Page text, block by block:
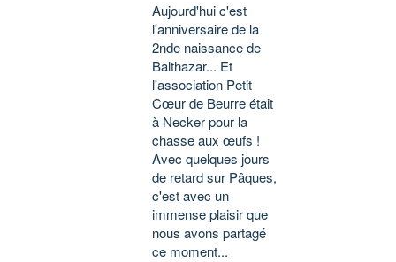
Aujourd'hui c'est
l'anniversaire de la
2nde naissance de
Balthazar... Et
l'association Petit
Cœur de Beurre était
à Necker pour la
chasse aux œufs !
Avec quelques jours
de retard sur Pâques,
c'est avec un
immense plaisir que
nous avons partagé
ce moment...